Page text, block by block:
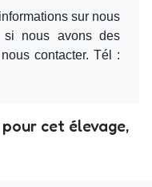
sur nous
nous avons des
contacter. Tél :
cet élevage,